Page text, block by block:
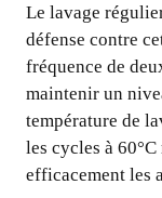
Le lavage
défense contre
fréquence de
maintenir un
température de
les cycles à
efficacement les